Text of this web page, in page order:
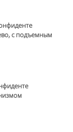
с подъемным